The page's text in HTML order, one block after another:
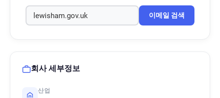
이메일 검색
회사 세부정보
산업